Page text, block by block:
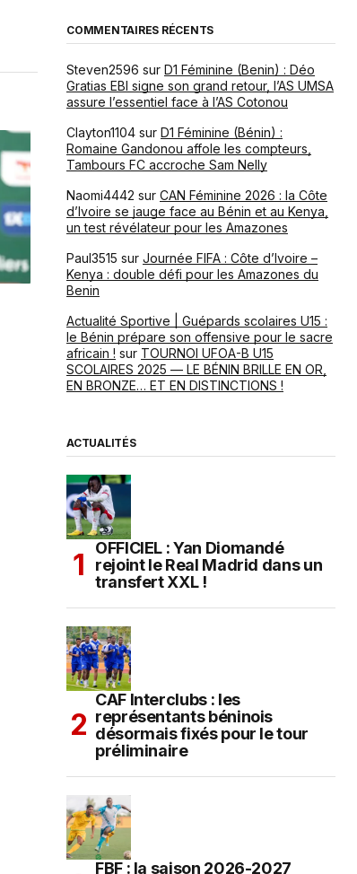
COMMENTAIRES RÉCENTS
Steven2596 sur D1 Féminine (Benin) : Déo
Gratias EBI signe son grand retour, l’AS UMSA
assure l’essentiel face à l’AS Cotonou
Clayton1104 sur D1 Féminine (Bénin) :
Romaine Gandonou affole les compteurs,
Tambours FC accroche Sam Nelly
Naomi4442 sur CAN Féminine 2026 : la Côte
d’Ivoire se jauge face au Bénin et au Kenya,
un test révélateur pour les Amazones
Paul3515 sur Journée FIFA : Côte d’Ivoire –
Kenya : double défi pour les Amazones du
Benin
Actualité Sportive | Guépards scolaires U15 :
le Bénin prépare son offensive pour le sacre
africain ! sur TOURNOI UFOA-B U15
SCOLAIRES 2025 — LE BÉNIN BRILLE EN OR,
EN BRONZE… ET EN DISTINCTIONS !
ACTUALITÉS
OFFICIEL : Yan Diomandé
rejoint le Real Madrid dans un
transfert XXL !
CAF Interclubs : les
représentants béninois
désormais fixés pour le tour
préliminaire
FBF : la saison 2026-2027